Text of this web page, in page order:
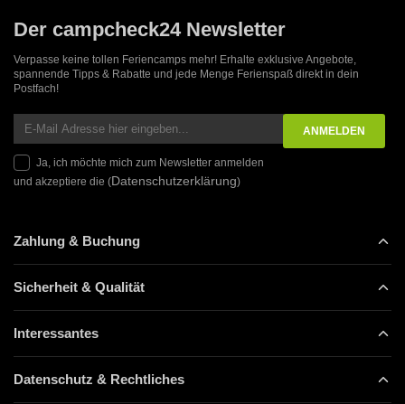
Der campcheck24 Newsletter
Verpasse keine tollen Feriencamps mehr! Erhalte exklusive Angebote,
spannende Tipps & Rabatte und jede Menge Ferienspaß direkt in dein
Postfach!
Ja, ich möchte mich zum Newsletter anmelden
und akzeptiere die (Datenschutzerklärung)
Zahlung & Buchung
Sicherheit & Qualität
Interessantes
Datenschutz & Rechtliches